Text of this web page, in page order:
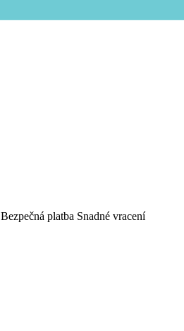
Bezpečná platba Snadné vracení